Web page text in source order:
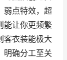
弱点特效，超
能让你更频繁
客衣装能极大
明确分工至关